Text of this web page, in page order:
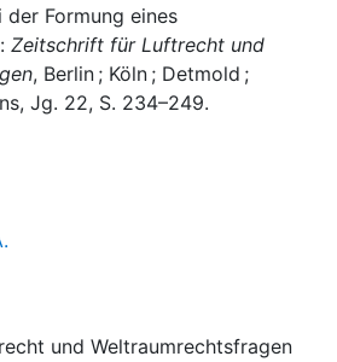
Formung eines
Zeitschrift für Luftrecht und
, Berlin ; Köln ; Detmold ;
Jg. 22, S. 234–249.
und Weltraumrechtsfragen